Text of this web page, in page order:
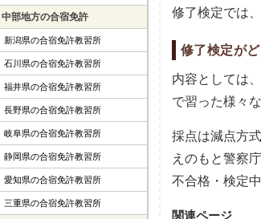
修了検定では
修了検定が
内容としては
で習った様々
採点は減点方
えのもと警察
不合格・検定
中部地方の合宿免許
新潟県の合宿免許教習所
石川県の合宿免許教習所
福井県の合宿免許教習所
長野県の合宿免許教習所
岐阜県の合宿免許教習所
静岡県の合宿免許教習所
愛知県の合宿免許教習所
三重県の合宿免許教習所